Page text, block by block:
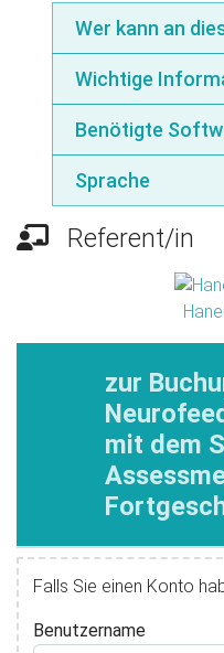
Wer kann an
Wichtige
Benötigte
Sprache
Referent/in
zur
mit dem
Falls Sie einen Konto
Benutzername